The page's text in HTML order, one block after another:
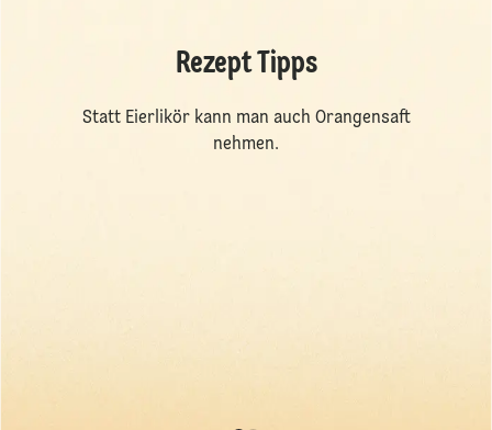
Rezept Tipps
Statt Eierlikör kann man auch Orangensaft
nehmen.